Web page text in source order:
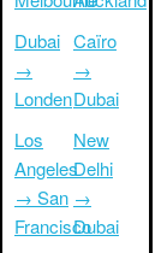
Dubai
→
Londen
Los
Angeles
→ San
Francisco
Caïro
→
Dubai
New
Delhi
→
Dubai